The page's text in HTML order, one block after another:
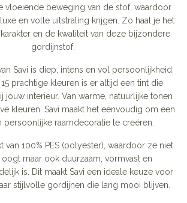
vloeiende beweging van de stof, waardoor
en volle uitstraling krijgen. Zo haal je het
en de kwaliteit van deze bijzondere
gordijnstof.
Savi is diep, intens en vol persoonlijkheid.
prachtige kleuren is er altijd een tint die
jouw interieur. Van warme, natuurlijke tonen
kleuren: Savi maakt het eenvoudig om een
persoonlijke raamdecoratie te creëren.
van 100% PES (polyester), waardoor ze niet
maar ook duurzaam, vormvast en
is. Dit maakt Savi een ideale keuze voor
stijlvolle gordijnen die lang mooi blijven.